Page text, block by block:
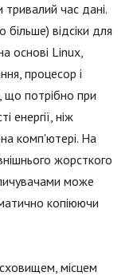
тривалий час дані.
відсіки для
основі Linux,
процесор і
що потрібно при
енергії, ніж
комп'ютері. На
жорсткого
може
копіюючи
місцем